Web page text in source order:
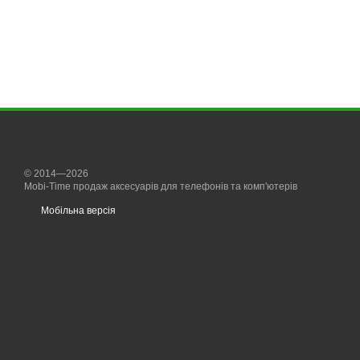
© 2014—2026
Mobi-Time продаж аксесуарів для телефонів та комп'ютерів
Мобільна версія